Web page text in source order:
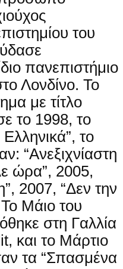
του
πανεπιστήμιο
Λονδίνο. Το
με τίτλο
το 1998, το
το
“Ανεξιχνίαστη
ώρα”, 2005,
2007, “Δεν την
Μάιο του
στη Γαλλία
και το Μάρτιο
τα “Σπασμένα